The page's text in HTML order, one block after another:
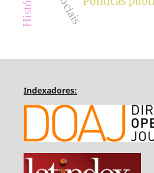
Indexadores: